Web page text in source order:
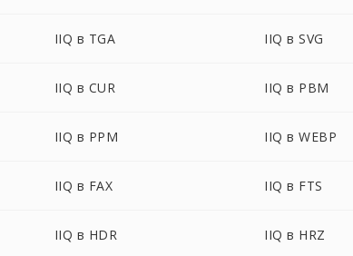
IIQ в TGA IIQ в SVG
IIQ в CUR IIQ в PBM
IIQ в PPM IIQ в WEBP
IIQ в FAX IIQ в FTS
IIQ в HDR IIQ в HRZ